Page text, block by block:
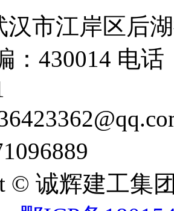
汉市江岸区后
：430014 电
© 诚辉建工集